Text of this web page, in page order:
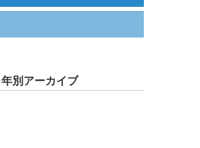
年別アーカイブ